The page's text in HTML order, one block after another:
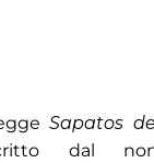
Sapatos
dal